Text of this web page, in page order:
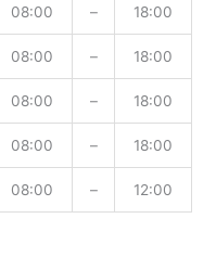
08:00 – 18:00
08:00 – 18:00
08:00 – 18:00
08:00 – 18:00
08:00 – 12:00